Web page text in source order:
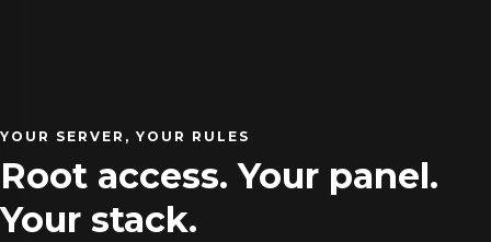
YOUR SERVER, YOUR RULES
Root access. Your panel.
Your stack.